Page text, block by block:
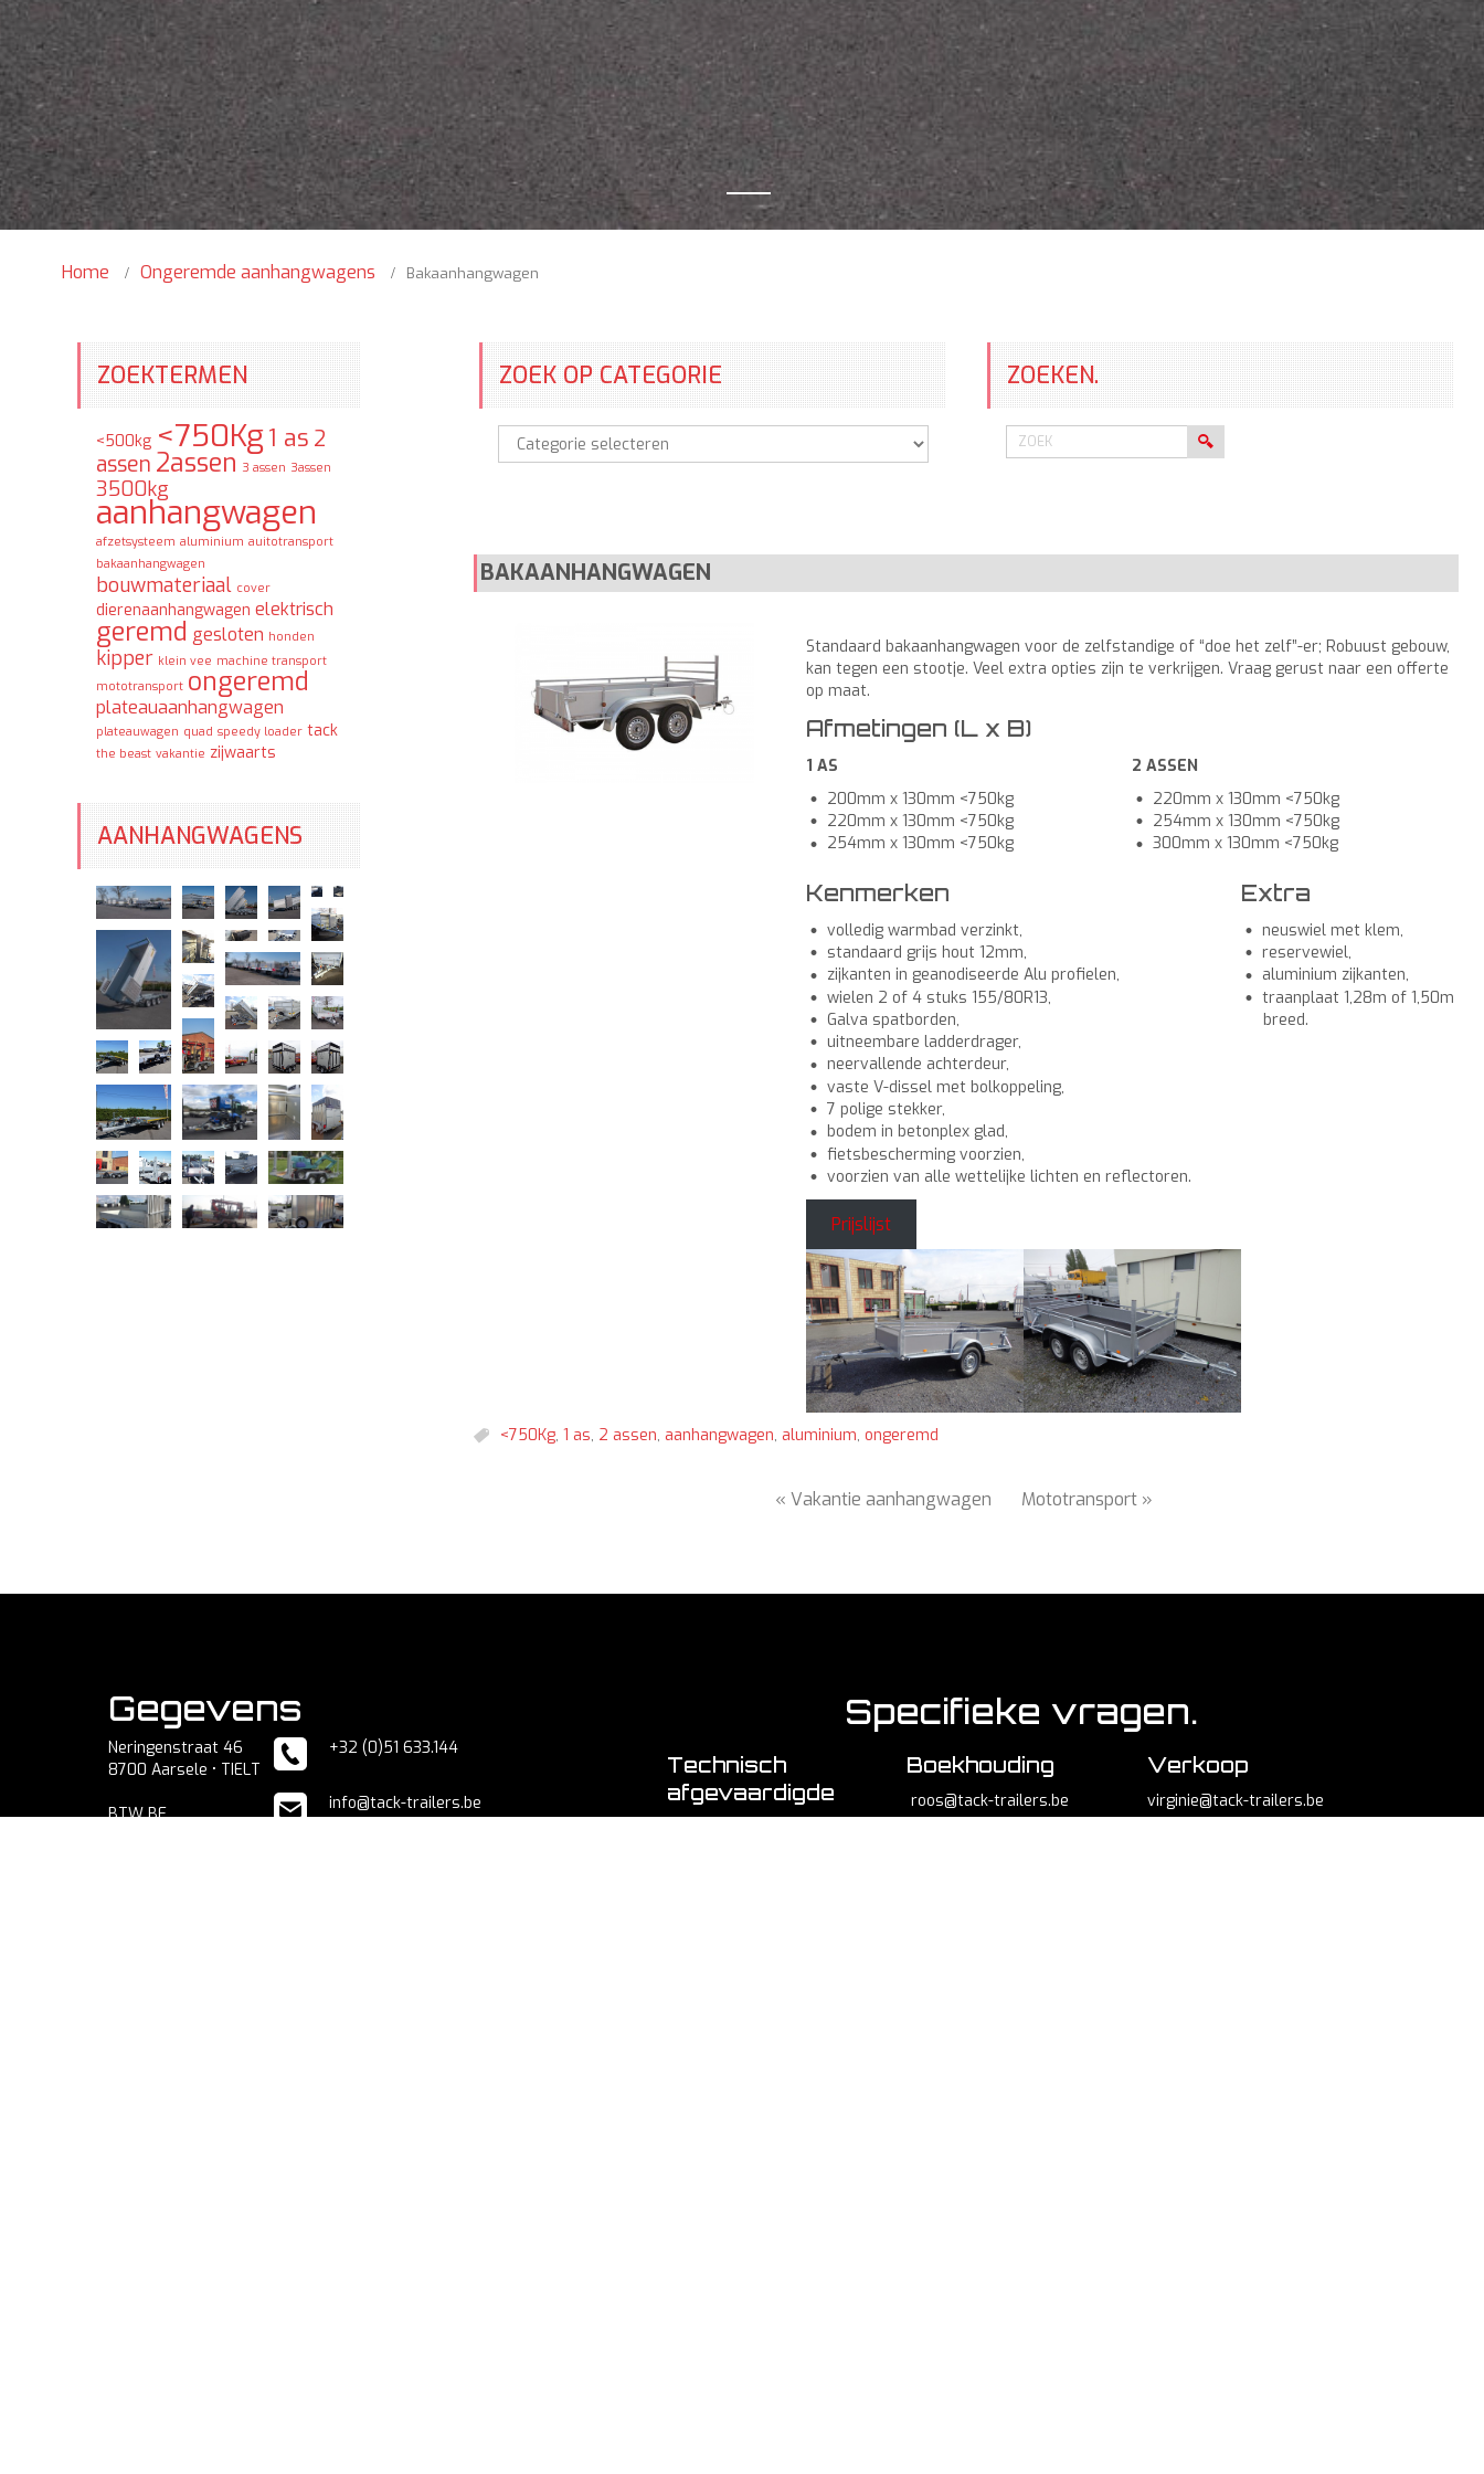
Home Ongeremde aanhangwagens Bakaanhangwagen
ZOEKTERMEN
<500kg <750Kg1 as 2
assen 2assen 3 assen 3assen
3500kg
aanhangwagen
afzetsysteem aluminium auitotransport
bakaanhangwagen
bouwmateriaal cover
dierenaanhangwagen elektrisch
geremd gesloten honden
kipper klein vee machine transport
mototransport ongeremd
plateauaanhangwagen
plateauwagen quad speedy loader tack
the beast vakantie zijwaarts
AANHANGWAGENS
ZOEK OP CATEGORIE
Zoek
op
ZOEKEN.
BAKAANHANGWAGEN
Standaard bakaanhangwagen voor de zelfstandige of “doe het zelf”-er; Robuust gebouw,
kan tegen een stootje. Veel extra opties zijn te verkrijgen. Vraag gerust naar een offerte
op maat.
Afmetingen (L x B)
1 AS
200mm x 130mm <750kg
220mm x 130mm <750kg
254mm x 130mm <750kg
2 ASSEN
220mm x 130mm <750kg
254mm x 130mm <750kg
300mm x 130mm <750kg
Kenmerken
volledig warmbad verzinkt,
standaard grijs hout 12mm,
zijkanten in geanodiseerde Alu profielen,
wielen 2 of 4 stuks 155/80R13,
Galva spatborden,
uitneembare ladderdrager,
neervallende achterdeur,
vaste V-dissel met bolkoppeling,
7 polige stekker,
bodem in betonplex glad,
fietsbescherming voorzien,
voorzien van alle wettelijke lichten en reflectoren.
Extra
neuswiel met klem,
reservewiel,
aluminium zijkanten,
traanplaat 1,28m of 1,50m
breed.
Prijslijst
<750Kg,1 as, 2 assen,aanhangwagen,aluminium,ongeremd
« Vakantie aanhangwagen Mototransport »
Gegevens
Neringenstraat 46
8700 Aarsele • TIELT
BTW BE
+32 (0)51 633.144
info@tack-trailers.be
Specifieke vragen.
Technisch
afgevaardigde
Boekhouding
roos@tack-trailers.be
Verkoop
virginie@tack-trailers.be